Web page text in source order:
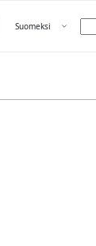
Valitse kieli
Suomeksi Avaa
PRH:sta